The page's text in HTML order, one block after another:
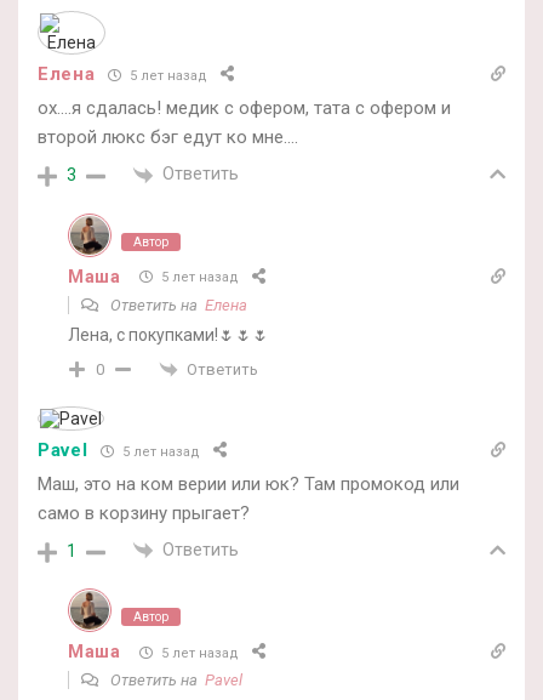
Елена 5 лет назад
ох….я сдалась! медик с офером, тата с офером и
второй люкс бэг едут ко мне….
3 Ответить
Автор
Маша 5 лет назад
Ответить на Елена
Лена, с покупками!🌷🌷🌷
0 Ответить
Pavel 5 лет назад
Маш, это на ком верии или юк? Там промокод или
само в корзину прыгает?
1 Ответить
Автор
Маша 5 лет назад
Ответить на Pavel